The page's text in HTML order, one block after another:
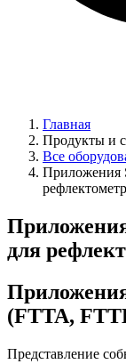
Главная
Продукты и
Все
Приложения
для
(FTTA,
Представление